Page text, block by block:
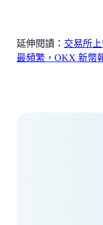
延伸閱讀： 交易所
最頻繁，OKX 新幣